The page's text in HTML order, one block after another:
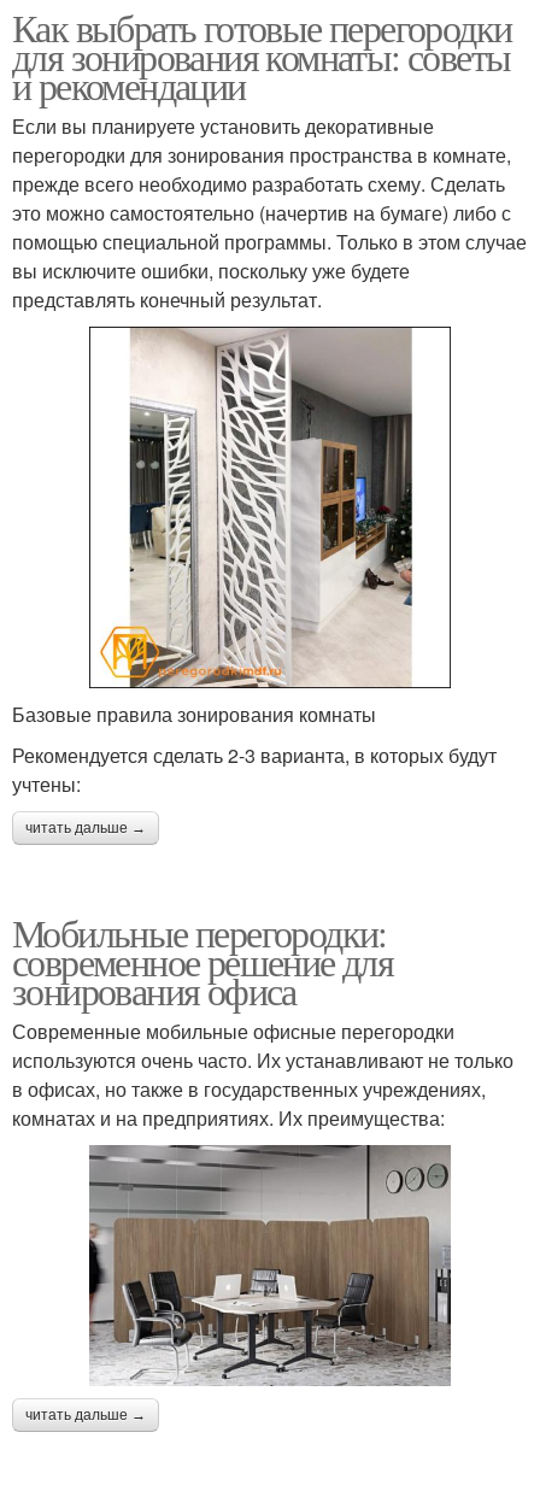
Как выбрать готовые перегородки
для зонирования комнаты: советы
и рекомендации
Если вы планируете установить декоративные
перегородки для зонирования пространства в комнате,
прежде всего необходимо разработать схему. Сделать
это можно самостоятельно (начертив на бумаге) либо с
помощью специальной программы. Только в этом случае
вы исключите ошибки, поскольку уже будете
представлять конечный результат.
Базовые правила зонирования комнаты
Рекомендуется сделать 2-3 варианта, в которых будут
учтены:
читать дальше →
Мобильные перегородки:
современное решение для
зонирования офиса
Современные мобильные офисные перегородки
используются очень часто. Их устанавливают не только
в офисах, но также в государственных учреждениях,
комнатах и на предприятиях. Их преимущества:
читать дальше →